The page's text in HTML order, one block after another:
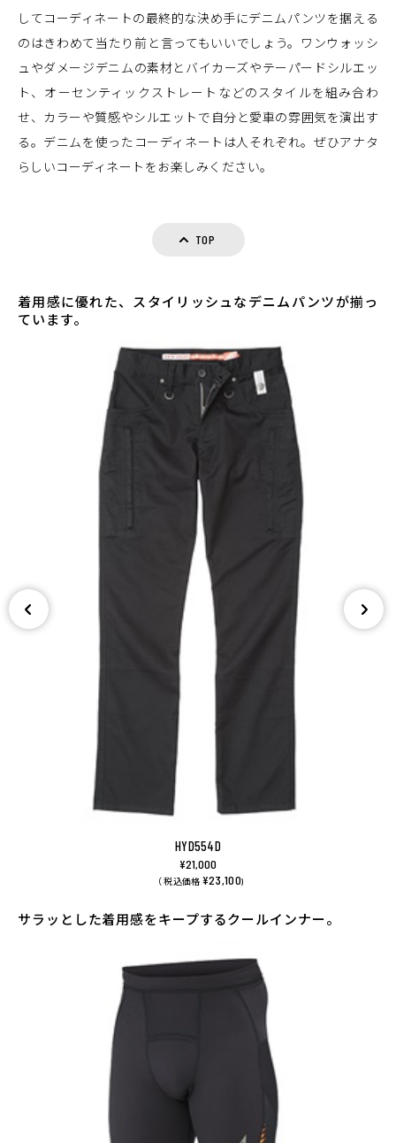
してコーディネートの最終的な決め手にデニムパンツを据える
のはきわめて当たり前と言ってもいいでしょう。ワンウォッシ
ュやダメージデニムの素材とバイカーズやテーパードシルエッ
ト、オーセンティックストレートなどのスタイルを組み合わ
せ、カラーや質感やシルエットで自分と愛車の雰囲気を演出す
る。デニムを使ったコーディネートは人それぞれ。ぜひアナタ
らしいコーディネートをお楽しみください。
TOP
着用感に優れた、スタイリッシュなデニムパンツが揃っ
ています。
HYD554D
¥21,000
（ 税込価格 ¥23,100)
サラッとした着用感をキープするクールインナー。